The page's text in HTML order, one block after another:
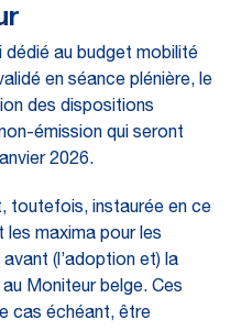
au budget mobilité
en séance plénière, le
des dispositions
émission qui seront
janvier 2026.
toutefois, instaurée en ce
les maxima pour les
(l’adoption et) la
Moniteur belge. Ces
cas échéant, être